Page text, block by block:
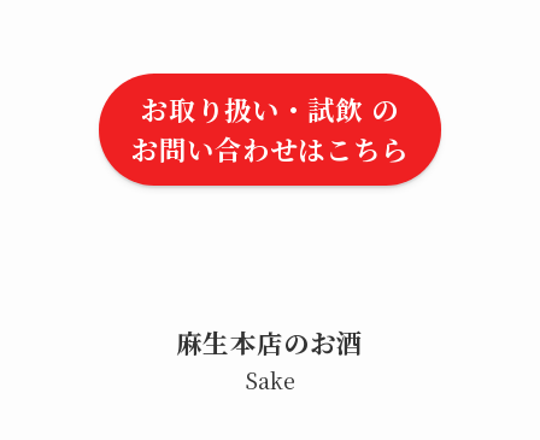
お取り扱い・試飲 の
お問い合わせはこちら
麻生本店のお酒
Sake